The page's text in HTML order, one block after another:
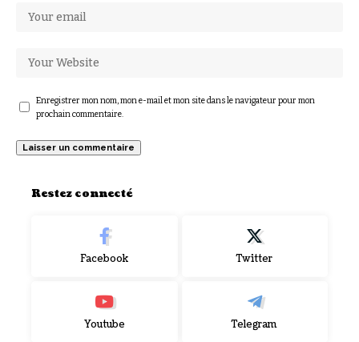
Enregistrer mon nom, mon e-mail et mon site dans le navigateur pour mon
prochain commentaire.
Restez connecté
Facebook Twitter
Youtube Telegram